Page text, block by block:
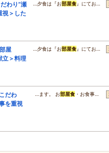
わり”瀬
視＞した
…夕食は『お部屋食』にてお…
屋
立＞料理
…夕食は『お部屋食』にてお…
だわ
を重視
…ます。 お部屋食・お食事…